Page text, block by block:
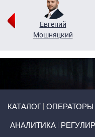
Евгений
Мошняцкий
КАТАЛОГ ОПЕРАТОРЫ
АНАЛИТИКА